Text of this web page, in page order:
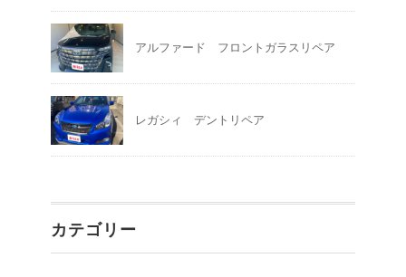
アルファード フロントガラスリペア
レガシィ デントリペア
カテゴリー